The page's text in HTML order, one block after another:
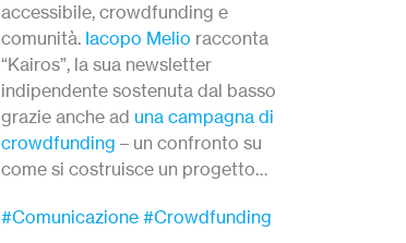
accessibile, crowdfunding e
comunità. Iacopo Melio racconta
“Kairos”, la sua newsletter
indipendente sostenuta dal basso
grazie anche ad una campagna di
crowdfunding – un confronto su
come si costruisce un progetto
sfide legate all’autonomia e cosa
#Comunicazione #Crowdfunding